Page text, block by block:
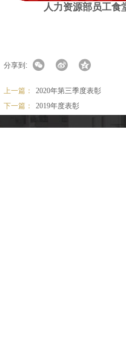
人力资源部员工食
分享到:
上一篇：
2020年第三季度表彰
下一篇：
2019年度表彰